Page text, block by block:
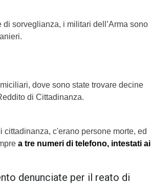
sorveglianza, i militari dell’Arma sono
dove sono state trovare decine
di Cittadinanza.
c'erano persone morte, ed
a tre numeri di telefono, intestati ai
denunciate per il reato di